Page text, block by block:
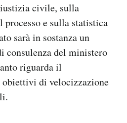
civile, sulla
processo e sulla statistica
sarà in sostanza un
consulenza del ministero
riguarda il
di velocizzazione